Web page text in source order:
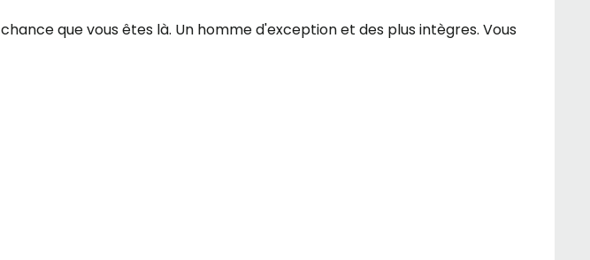
que vous êtes là. Un homme d'exception et des plus intègres. Vous